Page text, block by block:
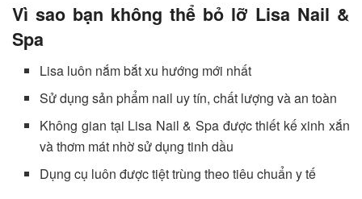
Vì sao bạn không thể bỏ lỡ Lisa Nail &
Spa
Lisa luôn nắm bắt xu hướng mới nhất
Sử dụng sản phẩm nail uy tín, chất lượng và an toàn
Không gian tại Lisa Nail & Spa được thiết kế xinh xắn
và thơm mát nhờ sử dụng tinh dầu
Dụng cụ luôn được tiệt trùng theo tiêu chuẩn y tế